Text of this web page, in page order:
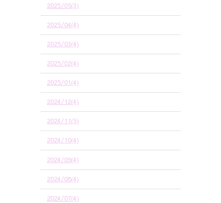
2025/05(3)
2025/04(4)
2025/03(4)
2025/02(4)
2025/01(4)
2024/12(4)
2024/11(5)
2024/10(4)
2024/09(4)
2024/08(4)
2024/07(4)